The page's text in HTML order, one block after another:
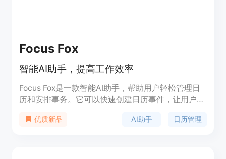
Focus Fox
智能AI助手，提高工作效率
Focus Fox是一款智能AI助手，帮助用户轻松管理日
历和安排事务。它可以快速创建日历事件，让用户更
Google Calendar，提供便捷的日历管理功能。加入
优质新品 AI助手 日历管理